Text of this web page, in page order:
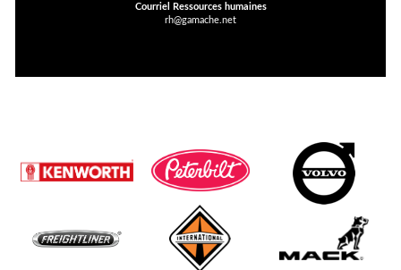
Courriel Ressources humaines
rh@gamache.net